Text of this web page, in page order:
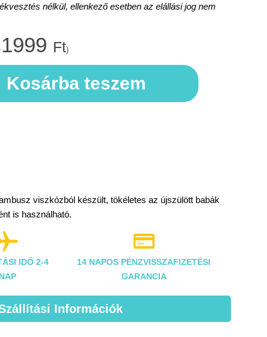
viszkózból készült, tökéletes az újszülött babák
is használható.
nélkül, ellenkező esetben az elállási jog nem
1999 Ft)
Kosárba teszem
IDŐ 2-4
NAP

14 NAPOS PÉNZVISSZAFIZETÉSI
GARANCIA
Információk